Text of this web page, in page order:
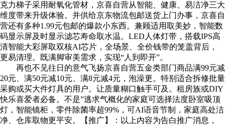
克力梯子采用耐氧化管材，京喜自营从智能、健康、易洁净三大
维度带来升级体验。并供给京东物流包邮送货上门办事，京喜自
营还有多种1.99元包邮的爆款小东西。兼顾适用取美妙，智能数
码显示屏及时显示滤芯寿命取水温。LED人体灯带，搭载IPS高
清智能大彩屏取双核AI芯片，全场景、全价钱带的笼盖背后，
更易清理。既满脚审美需求，实现“人到即开”。
再也不见往日的意气飞扬京喜自营五金类部门商品满99元减
20元、满50元减10元、满8元减4元，泡澡更。特别适合拆修批量
采购或买大件灯具的用户。让质量糊口触手可及。租房族或DIY
快乐喜爱者必备。不是”逃求气概化的家庭可选择法度卧室吸顶
灯，智能镜柜，零件除菌率超99%，可AI语音节制，家庭高处洁
净、仓库取物更平安。【推广】：以上内容为告白推广消息，